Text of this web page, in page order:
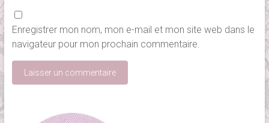
Enregistrer mon nom, mon e-mail et mon site web dans le
navigateur pour mon prochain commentaire.